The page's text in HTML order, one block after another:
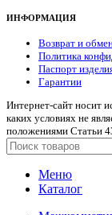
ИНФОРМАЦИЯ
Возврат и
Политика
Паспорт
Гарантии
Интернет-сайт носит
каких условиях не
положениями Статьи
Меню
Каталог